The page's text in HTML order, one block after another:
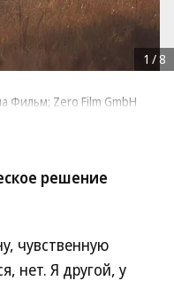
Фильм; Zero Film GmbH
1 /8
решение
чувственную
нет. Я другой, у